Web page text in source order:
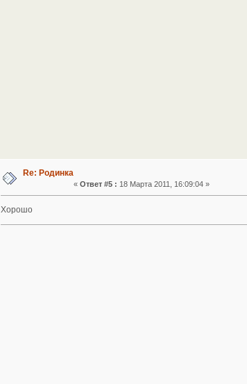
Re: Родинка
«Ответ #5 : 18 Марта 2011, 16:09:04 »
Хорошо